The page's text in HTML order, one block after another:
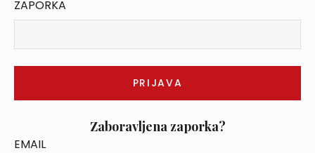
ZAPORKA
Zaboravljena zaporka?
EMAIL